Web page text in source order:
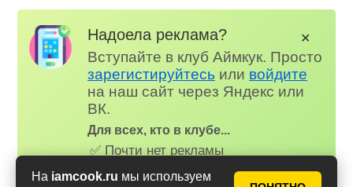
На iamcook.ru мы используем
Надоела реклама?
Вступайте в клуб Аймкук. Просто
зарегистируйтесь или войдите
на наш сайт через Яндекс или
ВК.
Для всех, кто в клубе...
✅ Почти нет рекламы
🤩 Планер питания
✕